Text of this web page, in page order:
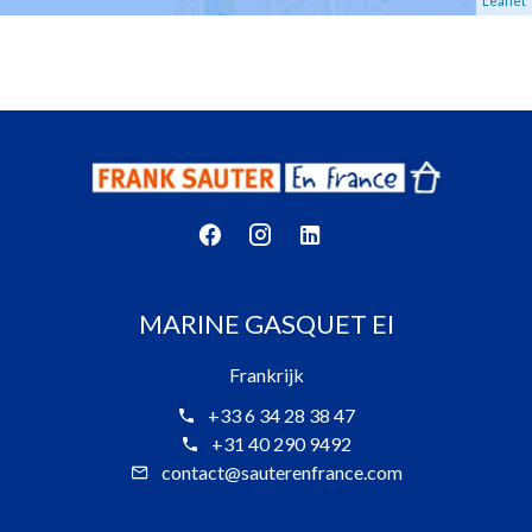
MARINE GASQUET EI
Frankrijk
+33 6 34 28 38 47
+31 40 290 9492
contact@sauterenfrance.com